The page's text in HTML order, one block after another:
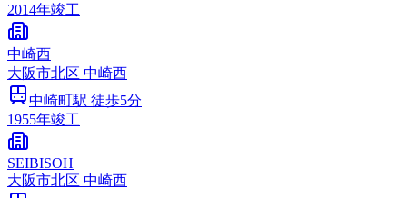
2014年竣工
中崎西
大阪市北区 中崎西
中崎町駅 徒歩5分
1955年竣工
SEIBISOH
大阪市北区 中崎西